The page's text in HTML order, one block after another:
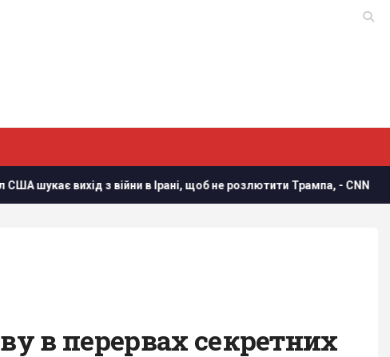
війни в Ірані, щоб не розлютити Трампа, - CNN Україна
в перервах секретних